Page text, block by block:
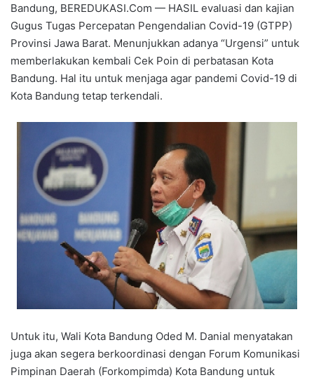
Bandung, BEREDUKASI.Com — HASIL evaluasi dan kajian
Gugus Tugas Percepatan Pengendalian Covid-19 (GTPP)
Provinsi Jawa Barat. Menunjukkan adanya “Urgensi” untuk
memberlakukan kembali Cek Poin di perbatasan Kota
Bandung. Hal itu untuk menjaga agar pandemi Covid-19 di
Kota Bandung tetap terkendali.
Untuk itu, Wali Kota Bandung Oded M. Danial menyatakan
juga akan segera berkoordinasi dengan Forum Komunikasi
Pimpinan Daerah (Forkompimda) Kota Bandung untuk